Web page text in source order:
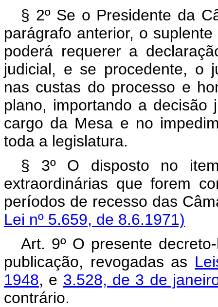
§ 2º Se o Presidente da
parágrafo anterior, o
poderá requerer a
judicial, e se procedente, o
nas custas do processo e
plano, importando a decisão
cargo da Mesa e no
toda a legislatura.
§ 3º O disposto no
extraordinárias que forem
períodos de recesso das
Lei nº 5.659, de 8.6.1971)
Art. 9º O presente
publicação, revogadas as
1948, e 3.528, de 3 de
contrário.